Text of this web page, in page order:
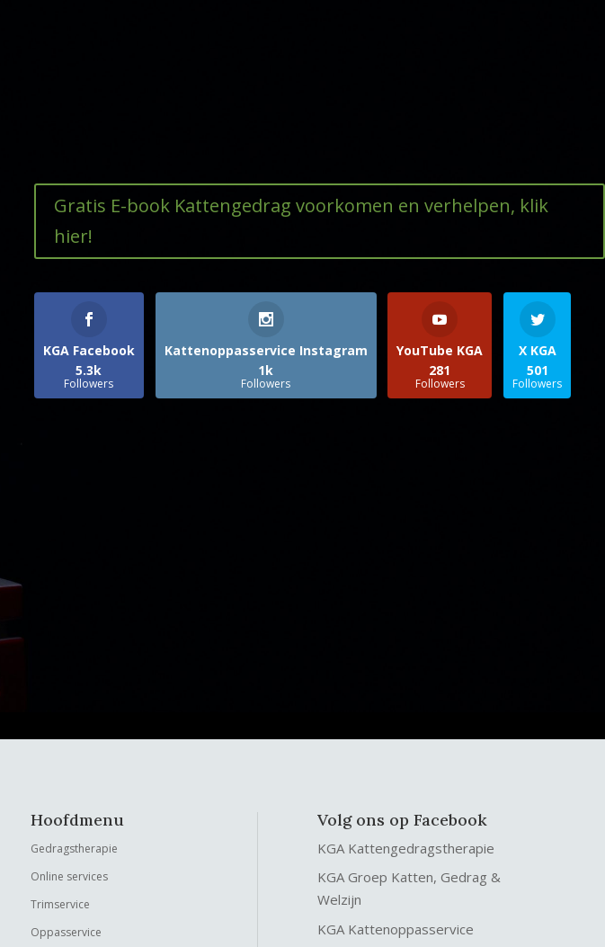
Gratis E-book Kattengedrag voorkomen en verhelpen, klik
hier!
KGA Facebook
5.3k
Followers
Kattenoppasservice Instagram
1k
Followers
YouTube KGA
281
Followers
X KGA
501
Followers
Hoofdmenu
Gedragstherapie
Online services
Trimservice
Oppasservice
Volg ons op Facebook
KGA Kattengedragstherapie
KGA Groep Katten, Gedrag &
Welzijn
KGA Kattenoppasservice